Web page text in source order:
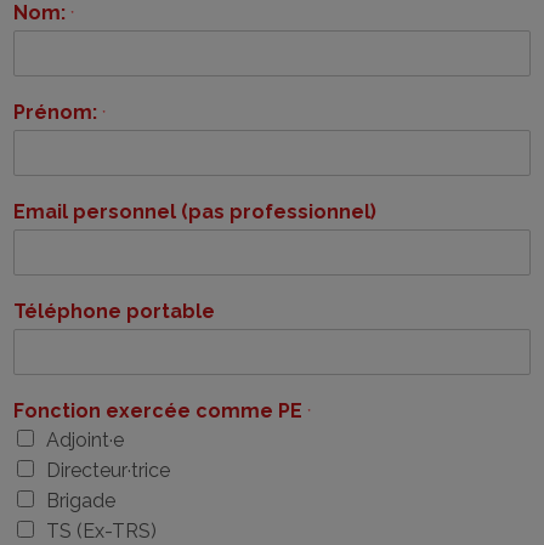
Nom: *
Prénom: *
Email personnel (pas professionnel)
Téléphone portable
Fonction exercée comme PE *
Adjoint·e
Directeur·trice
Brigade
TS (Ex-TRS)